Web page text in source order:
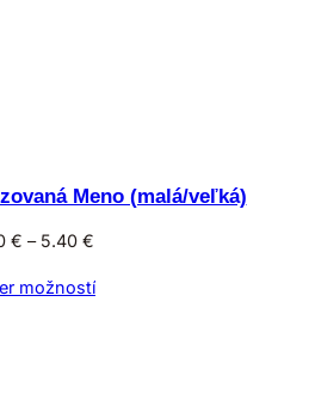
Meno (malá/veľká)
€ – 5.40 €Price
3.90 €
možností